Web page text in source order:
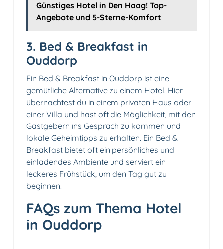
Günstiges Hotel in Den Haag! Top-
Angebote und 5-Sterne-Komfort
3. Bed & Breakfast in
Ouddorp️
Ein Bed & Breakfast in Ouddorp ist eine
gemütliche Alternative zu einem Hotel. Hier
übernachtest du in einem privaten Haus oder
einer Villa und hast oft die Möglichkeit, mit den
Gastgebern ins Gespräch zu kommen und
lokale Geheimtipps zu erhalten. Ein Bed &
Breakfast bietet oft ein persönliches und
einladendes Ambiente und serviert ein
leckeres Frühstück, um den Tag gut zu
beginnen.
FAQs zum Thema Hotel
in Ouddorp